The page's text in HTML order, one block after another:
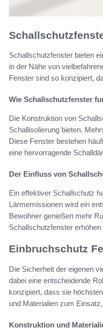
Schallschutzfenster bieten
in der Nähe von
Fenster sind so konzipiert,
Wie Schallschutzfenster
Die Konstruktion von
Schallisolierung bieten.
Diese Fenster bestehen
eine hervorragende
Der Einfluss von
Ein effektiver Schallschutz
Lärmemissionen wird ein
Bewohner genießen mehr
Schallschutzfenster
Einbruchschutz
Die Sicherheit der eigenen
dabei eine entscheidende
konzipiert, dass sie
und Materialien zum
Konstruktion und